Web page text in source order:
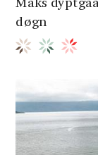
Maks
døgn